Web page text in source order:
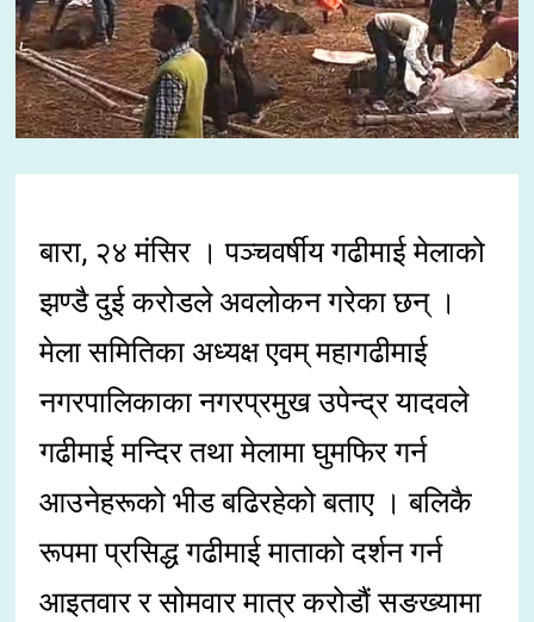
बारा, २४ मंसिर । पञ्चवर्षीय गढीमाई मेलाको
झण्डै दुई करोडले अवलोकन गरेका छन् ।
मेला समितिका अध्यक्ष एवम् महागढीमाई
नगरपालिकाका नगरप्रमुख उपेन्द्र यादवले
गढीमाई मन्दिर तथा मेलामा घुमफिर गर्न
आउनेहरूको भीड बढिरहेको बताए । बलिकै
रूपमा प्रसिद्ध गढीमाई माताको दर्शन गर्न
आइतवार र सोमवार मात्र करोडौं सङख्यामा